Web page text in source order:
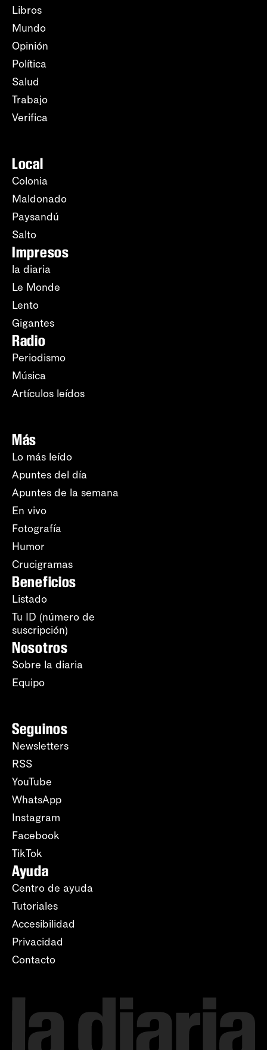
Libros
Mundo
Opinión
Política
Salud
Trabajo
Verifica
Local
Colonia
Maldonado
Paysandú
Salto
Impresos
la diaria
Le Monde
Lento
Gigantes
Radio
Periodismo
Música
Artículos leídos
Más
Lo más leído
Apuntes del día
Apuntes de la semana
En vivo
Fotografía
Humor
Crucigramas
Beneficios
Listado
Tu ID (número de
suscripción)
Nosotros
Sobre la diaria
Equipo
Seguinos
Newsletters
RSS
YouTube
WhatsApp
Instagram
Facebook
TikTok
Ayuda
Centro de ayuda
Tutoriales
Accesibilidad
Privacidad
Contacto